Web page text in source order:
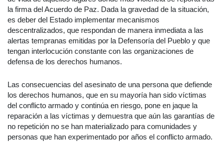
la firma del Acuerdo de Paz. Dada la gravedad de la situación,
es deber del Estado implementar mecanismos
descentralizados, que respondan de manera inmediata a las
alertas tempranas emitidas por la Defensoría del Pueblo y que
tengan interlocución constante con las organizaciones de
defensa de los derechos humanos.
Las consecuencias del asesinato de una persona que defiende
los derechos humanos, que en su mayoría han sido víctimas
del conflicto armado y continúa en riesgo, pone en jaque la
reparación a las víctimas y demuestra que aún las garantías de
no repetición no se han materializado para comunidades y
personas que han experimentado por años el conflicto armado.